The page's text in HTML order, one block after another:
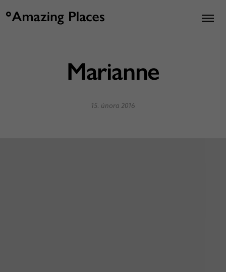
Marianne
15. února 2016